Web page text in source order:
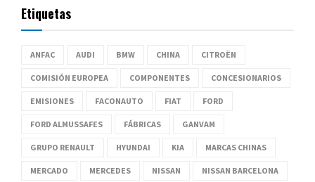
Etiquetas
ANFAC AUDI BMW CHINA CITROËN
COMISIÓN EUROPEA COMPONENTES CONCESIONARIOS
EMISIONES FACONAUTO FIAT FORD
FORD ALMUSSAFES FÁBRICAS GANVAM
GRUPO RENAULT HYUNDAI KIA MARCAS CHINAS
MERCADO MERCEDES NISSAN NISSAN BARCELONA